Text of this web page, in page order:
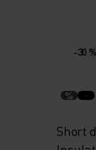
-30 %
%
Short